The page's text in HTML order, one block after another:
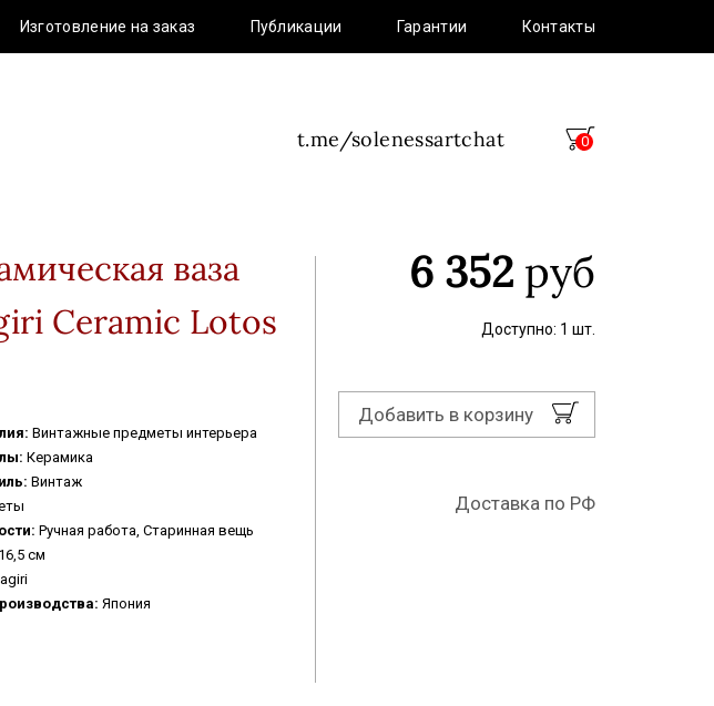
Изготовление на заказ Публикации Гарантии Контакты
Панно
Сумки
Посуда
Ценные бумаги
t.me/solenessartchat 0
ваза
Ceramic Lotos
Винтажные предметы интерьера
Керамика
Винтаж
Ручная работа, Старинная вещь
16,5 см
Япония
6 352 руб
Доступно: 1 шт.
Добавить в корзину
Доставка по РФ